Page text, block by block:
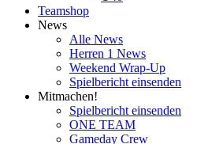
Teamshop
News
Alle News
Herren 1 News
Weekend Wrap-Up
Spielbericht einsenden
Mitmachen!
Spielbericht einsenden
ONE TEAM
Gameday Crew